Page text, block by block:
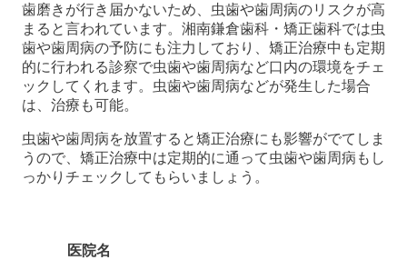
歯磨きが行き届かないため、虫歯や歯周病のリスクが高
まると言われています。湘南鎌倉歯科・矯正歯科では虫
歯や歯周病の予防にも注力しており、矯正治療中も定期
的に行われる診察で虫歯や歯周病など口内の環境をチェ
ックしてくれます。虫歯や歯周病などが発生した場合
は、治療も可能。
虫歯や歯周病を放置すると矯正治療にも影響がでてしま
うので、矯正治療中は定期的に通って虫歯や歯周病もし
っかりチェックしてもらいましょう。
医院名